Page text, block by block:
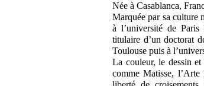
Née à Casablanca,
Marquée par sa culture
à l’université de Paris
titulaire d’un doctorat
Toulouse puis à
La couleur, le dessin
comme Matisse,